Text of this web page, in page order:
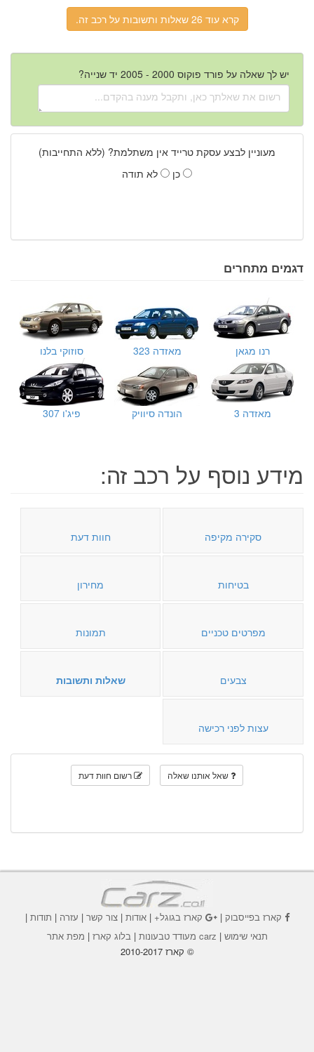
קרא עוד 26 שאלות ותשובות על רכב זה.
יש לך שאלה על פורד פוקוס 2000 - 2005 יד שנייה?
מעוניין לבצע עסקת טרייד אין משתלמת? (ללא התחייבות)
כן
לא תודה
דגמים מתחרים
רנו מגאן מאזדה 323 סוזוקי בלנו
מאזדה 3 הונדה סיוויק פיג'ו 307
מידע נוסף על רכב זה:
סקירה מקיפה חוות דעת
בטיחות מחירון
מפרטים טכניים תמונות
צבעים שאלות ותשובות
עצות לפני רכישה
שאל אותנו שאלה רשום חוות דעת
קארז בפייסבוק| קארז בגוגל+|אודות |צור קשר | עזרה | תודות |
תנאי שימוש | carz מעודד טבעונות |בלוג קארז | מפת אתר
© קארז 2010-2017